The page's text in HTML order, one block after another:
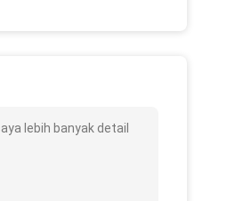
lebih banyak detail